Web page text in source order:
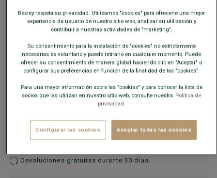
+ AÑADIR A LA CESTA
Descuentos adicionales desde 2 pares
MIX & MATCH
Combine como desee:2 pares de vestir,2 pares
casuales, o1 de cada uno .
Disponibilidad en nuestras tiendas
Devoluciones gratuitas durante 30 días.
Bexley respeta su privacidad. Utilizamos "cookies" para ofrecerle una mejor
experiencia de usuario de nuestro sitio web, analizar su utilización y
contribuir a nuestras actividades de "marketing".
Su consentimiento para la instalación de "cookies" no estrictamente
necesarias es voluntario y puede retirarlo en cualquier momento. Puede
ofrecer su consentimiento de manera global haciendo clic en "Aceptar" o
configurar sus preferencias en función de la finalidad de las "cookies".
Para una mayor información sobre las "cookies" y para conocer la lista de
socios que las utilizan en nuestro sitio web, consulte nuestra Política de
privacidad.
Configurar las cookies Aceptar todas las cookies